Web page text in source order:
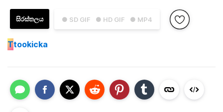
● SD GIF ● HD GIF ● MP4
සිරස්තලය
Ttookicka